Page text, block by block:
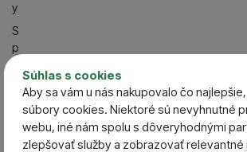
Súhlas s cookies
Aby sa vám u nás nakupovalo čo
súbory cookies. Niektoré sú nevyhnutné
webu, iné nám spolu s dôveryhodnými
zlepšovať služby a zobrazovať relevantné
y
S
p